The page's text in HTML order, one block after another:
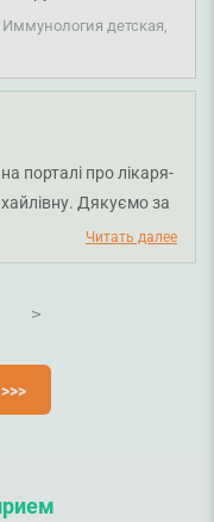
детская,
порталі про лікаря-
Дякуємо за
здоров'я!Читать далее
V